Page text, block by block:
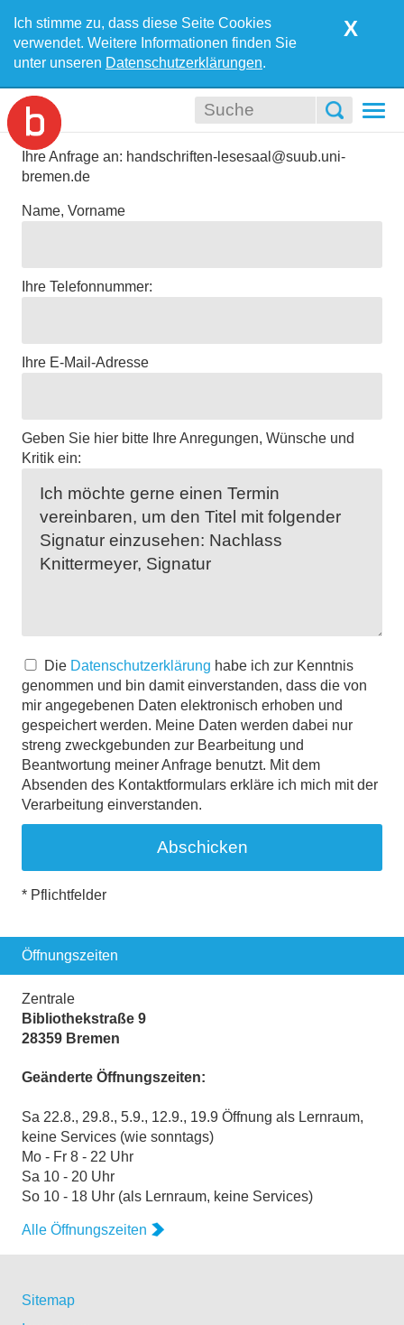
Ich stimme zu, dass diese Seite Cookies
verwendet. Weitere Informationen finden Sie
unter unseren Datenschutzerklärungen.
X
Ihre Anfrage an: handschriften-lesesaal@suub.uni-
bremen.de
Name, Vorname
Ihre Telefonnummer:
Ihre E-Mail-Adresse
Geben Sie hier bitte Ihre Anregungen, Wünsche und
Kritik ein:
Die Datenschutzerklärung habe ich zur Kenntnis
genommen und bin damit einverstanden, dass die von
mir angegebenen Daten elektronisch erhoben und
gespeichert werden. Meine Daten werden dabei nur
streng zweckgebunden zur Bearbeitung und
Beantwortung meiner Anfrage benutzt. Mit dem
Absenden des Kontaktformulars erkläre ich mich mit der
Verarbeitung einverstanden.
* Pflichtfelder
Öffnungszeiten
Zentrale
Bibliothekstraße 9
28359 Bremen
Geänderte Öffnungszeiten:
Sa 22.8., 29.8., 5.9., 12.9., 19.9 Öffnung als Lernraum,
keine Services (wie sonntags)
Mo - Fr 8 - 22 Uhr
Sa 10 - 20 Uhr
So 10 - 18 Uhr (als Lernraum, keine Services)
Alle Öffnungszeiten
Sitemap